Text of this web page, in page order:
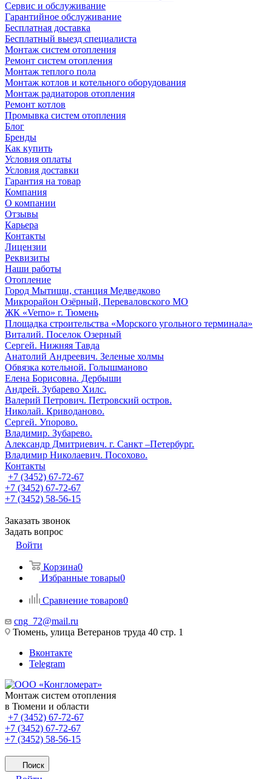
Сервис и обслуживание
Гарантийное обслуживание
Бесплатная доставка
Бесплатный выезд специалиста
Монтаж систем отопления
Ремонт систем отопления
Монтаж теплого пола
Монтаж котлов и котельного оборудования
Монтаж радиаторов отопления
Ремонт котлов
Промывка систем отопления
Блог
Бренды
Как купить
Условия оплаты
Условия доставки
Гарантия на товар
Компания
О компании
Отзывы
Карьера
Контакты
Лицензии
Реквизиты
Наши работы
Отопление
Город Мытищи, станция Медведково
Микрорайон Озёрный, Переваловского МО
ЖК «Verno» г. Тюмень
Площадка строительства «Морского угольного терминала»
Виталий. Поселок Озерный
Сергей. Нижняя Тавда
Анатолий Андреевич. Зеленые холмы
Обвязка котельной. Голышманово
Елена Борисовна. Дербыши
Андрей. Зубарево Хилс.
Валерий Петрович. Петровский остров.
Николай. Криводаново.
Сергей. Упорово.
Владимир. Зубарево.
Александр Дмитриевич. г. Санкт –Петербург.
Владимир Николаевич. Посохово.
Контакты
+7 (3452) 67-72-67
+7 (3452) 67-72-67
+7 (3452) 58-56-15
Заказать звонок
Задать вопрос
Войти
Корзина0
Избранные товары0
Сравнение товаров0
cng_72@mail.ru
Тюмень, улица Ветеранов труда 40 стр. 1
Вконтакте
Telegram
Монтаж систем отопления
в Тюмени и области
+7 (3452) 67-72-67
+7 (3452) 67-72-67
+7 (3452) 58-56-15
Поиск